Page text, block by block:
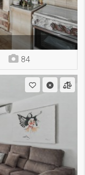
84